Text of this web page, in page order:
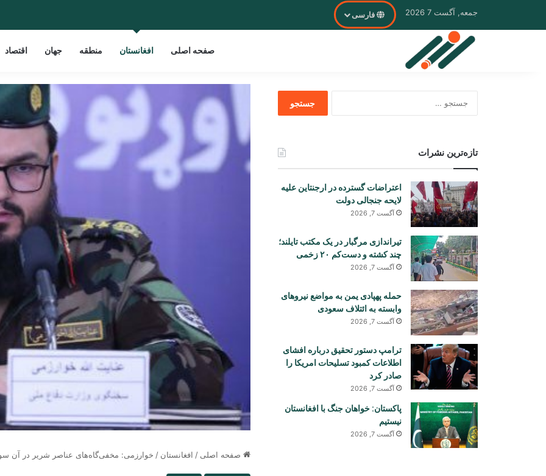
جمعه, آگست 7 2026 فارسی
صفحه اصلی افغانستان منطقه جهان اقتصاد
صفحه اصلی / افغانستان / خوارزمی: مخفی‌گاه‌های عناصر شریر در آن‌
تازه‌ترین نشرات
اعتراضات گسترده در ارجنتاین علیه
لایحه جنجالی دولت
آگست 7, 2026
تیراندازی مرگبار در یک مکتب تایلند؛
چند کشته و دست‌کم ۲۰ زخمی
آگست 7, 2026
حمله پهپادی یمن به مواضع نیروهای
وابسته به ائتلاف سعودی
آگست 7, 2026
ترامپ دستور تحقیق درباره افشای
اطلاعات کمبود تسلیحات امریکا را
صادر کرد
آگست 7, 2026
پاکستان: خواهان جنگ با افغانستان
نیستیم
آگست 7, 2026